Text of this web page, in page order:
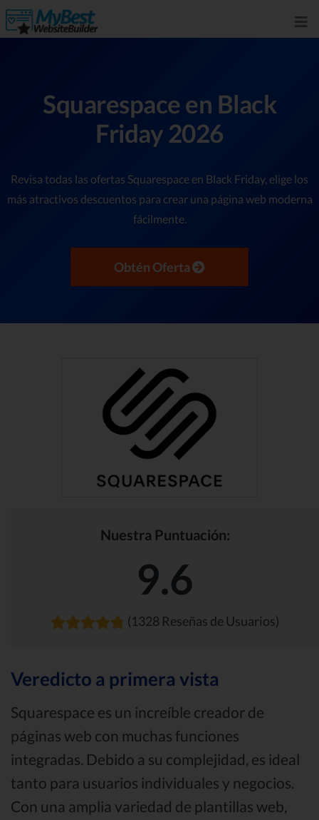
Squarespace en Black
Friday 2026
Revisa todas las ofertas Squarespace en Black Friday, elige los
más atractivos descuentos para crear una página web moderna
fácilmente.
Obtén Oferta
Nuestra Puntuación:
9.6
(1328 Reseñas de Usuarios)
Veredicto a primera vista
Squarespace es un increíble creador de
páginas web con muchas funciones
integradas. Debido a su complejidad, es ideal
tanto para usuarios individuales y negocios.
Con una amplia variedad de plantillas web,